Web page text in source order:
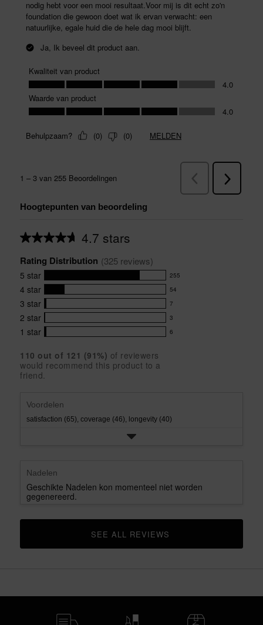
Hoogtepunten van beoordeling
4.7 stars
Average
for
this
product:
4.7
out
of
5
stars
Rating Distribution (325 reviews)
5 star 255
255
reviews
with
5
star
rating.
4 star 54
54
reviews
with
4
rating.
3 star 7
7
reviews
with
star
rating.
2 star 3
3
reviews
2
star
rating.
1 star 6
6
with
1
110 out of 121 (91%) of reviewers
would recommend this product to a
friend.
Voordelen
satisfaction (65), coverage (46), longevity (40)
Nadelen
Geschikte Nadelen kon momenteel niet worden
gegenereerd.
CLICK TO GO TO ALL REVIEWS